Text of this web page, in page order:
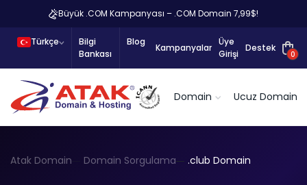
Büyük .COM Kampanyası – .COM Domain 7,99$!
Türkçe
Bilgi
Bankası
Blog
Kampanyalar
Üye
Girişi
Destek
0
Domain Ucuz Domain
Atak Domain Domain Sorgulama .club Domain